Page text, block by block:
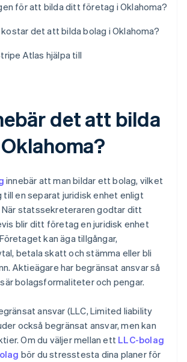
för att bilda ditt företag i Oklahoma?
det att bilda bolag i Oklahoma?
Atlas hjälpa till
det att bilda
innebär att man bildar ett bolag, vilket
en separat juridisk enhet enligt
När statssekreteraren godtar ditt
blir ditt företag en juridisk enhet
kan äga tillgångar,
betala skatt och stämma eller bli
Aktieägare har begränsat ansvar så
bolagsformaliteter och pengar.
ansvar (LLC, Limited liability
också begränsat ansvar, men kan
Om du väljer mellan ett LLC-bolag
bör du stresstesta dina planer för